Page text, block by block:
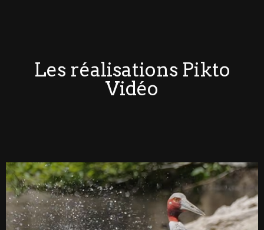
Les réalisations Pikto
Vidéo